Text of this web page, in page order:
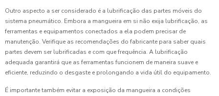
Outro aspecto a ser considerado é a lubrificação das partes móveis do
sistema pneumático. Embora a mangueira em si não exija lubrificação, as
ferramentas e equipamentos conectados a ela podem precisar de
manutenção. Verifique as recomendações do fabricante para saber quais
partes devem ser lubrificadas e com que frequência. A lubrificação
adequada garantirá que as ferramentas funcionem de maneira suave e
eficiente, reduzindo o desgaste e prolongando a vida útil do equipamento.
É importante também evitar a exposição da mangueira a condições